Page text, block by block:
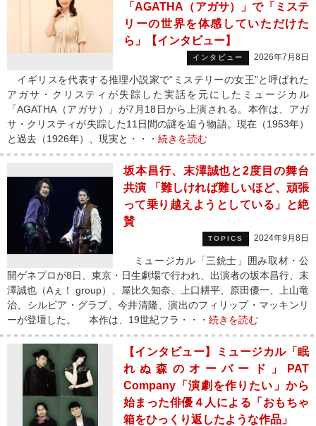
「AGATHA（アガサ）」で「ミステ
リーの世界を体感していただけた
ら」【インタビュー】
インタビュー 2026年7月8日
イギリスを代表する推理小説家で“ミステリーの女王”と呼ばれた
アガサ・クリスティが失踪した実話を元にしたミュージカル
「AGATHA（アガサ）」が7月18日から上演される。本作は、アガ
サ・クリスティが失踪した11日間の謎を追う物語。現在（1953年）
と過去（1926年）、現実と・・・ 続きを読む
坂本昌行、末澤誠也と2度目の舞台
共演 「難しければ難しいほど、頑張
って乗り越えようとしている」と絶
賛
TOPICS 2024年9月8日
ミュージカル「三銃士」囲み取材・公
開ゲネプロが8日、東京・日生劇場で行われ、出演者の坂本昌行、末
澤誠也（Aぇ！ group）、屋比久知奈、上口耕平、原田優一、上山竜
治、シルビア・グラブ、今井清隆、演出のフィリップ・マッキンリ
ーが登壇した。 本作は、19世紀フラ・・・ 続きを読む
【インタビュー】ミュージカル「眠
れぬ森のオーバード」PAT
Company「演劇を作りたい」から
始まった俳優４人による「おもちゃ
箱をひっくり返したような作品」